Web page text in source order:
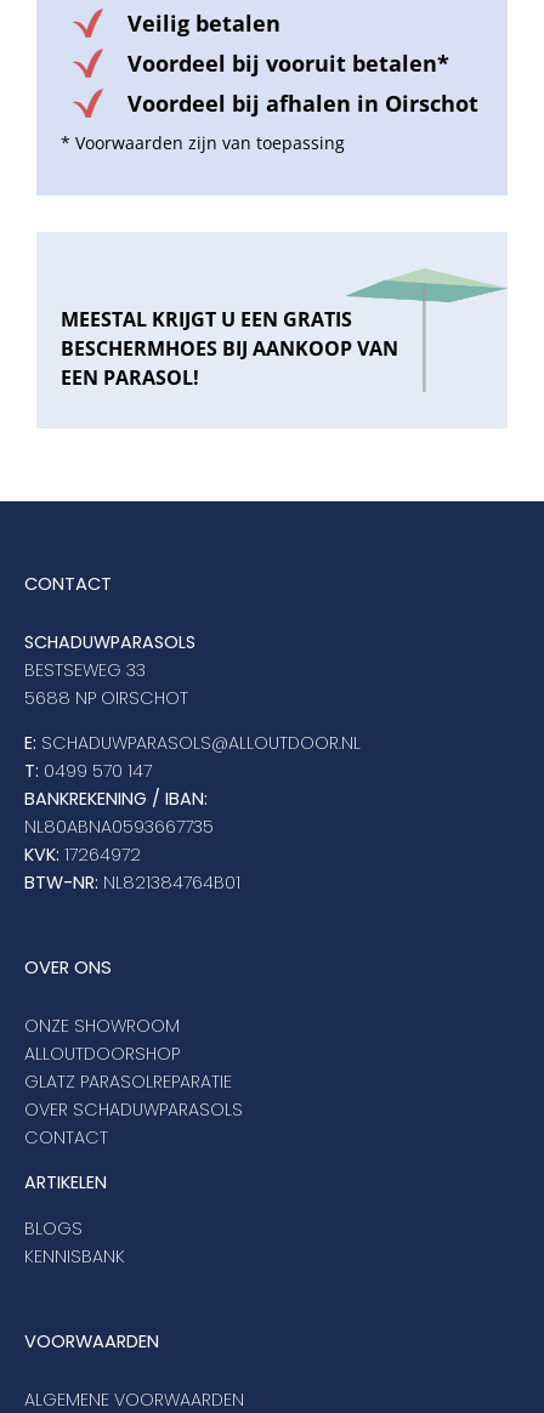
Veilig betalen
Voordeel bij vooruit betalen*
Voordeel bij afhalen in Oirschot
* Voorwaarden zijn van toepassing
MEESTAL KRIJGT U EEN GRATIS
BESCHERMHOES BIJ AANKOOP VAN
EEN PARASOL!
CONTACT
SCHADUWPARASOLS
BESTSEWEG 33
5688 NP OIRSCHOT
E: SCHADUWPARASOLS@ALLOUTDOOR.NL
T: 0499 570 147
BANKREKENING / IBAN:
NL80ABNA0593667735
KVK: 17264972
BTW-NR: NL821384764B01
OVER ONS
ONZE SHOWROOM
ALLOUTDOORSHOP
GLATZ PARASOLREPARATIE
OVER SCHADUWPARASOLS
CONTACT
ARTIKELEN
BLOGS
KENNISBANK
VOORWAARDEN
ALGEMENE VOORWAARDEN